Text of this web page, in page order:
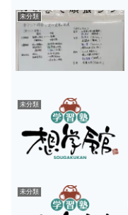
未分類
未分類
未分類